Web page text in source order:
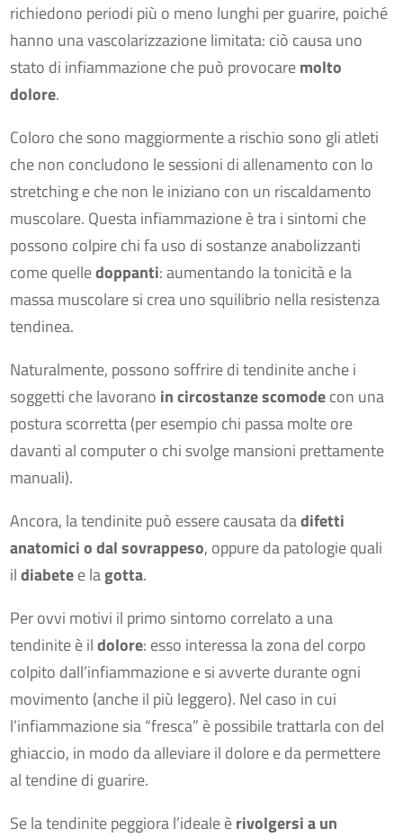
richiedono periodi più o meno lunghi per guarire, poiché
hanno una vascolarizzazione limitata: ciò causa uno
stato di infiammazione che può provocaremolto
dolore.
Coloro che sono maggiormente a rischio sono gli atleti
che non concludono le sessioni di allenamento con lo
stretching e che non le iniziano con un riscaldamento
muscolare. Questa infiammazione è tra i sintomi che
possono colpire chi fa uso di sostanze anabolizzanti
come quelledoppanti: aumentando la tonicità e la
massa muscolare si crea uno squilibrio nella resistenza
tendinea.
Naturalmente, possono soffrire di tendinite anche i
soggetti che lavorano in circostanze scomodecon una
postura scorretta (per esempio chi passa molte ore
davanti al computer o chi svolge mansioni prettamente
manuali).
Ancora, la tendinite può essere causata dadifetti
anatomici o dal sovrappeso, oppure da patologie quali
ildiabetee lagotta.
Per ovvi motivi il primo sintomo correlato a una
tendinite è ildolore: esso interessa la zona del corpo
colpito dall’infiammazione e si avverte durante ogni
movimento (anche il più leggero). Nel caso in cui
l’infiammazione sia “fresca” è possibile trattarla con del
ghiaccio, in modo da alleviare il dolore e da permettere
al tendine di guarire.
Se la tendinite peggiora l’ideale èrivolgersi a un